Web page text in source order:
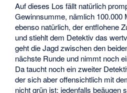
Auf dieses Los fällt natürlich
Gewinnsumme, nämlich 100.000
ebenso natürlich, der entflohene
und stiehlt dem Detektiv das
geht die Jagd zwischen den
nächste Runde und nimmt noch
Da taucht noch ein zweiter
der sich aber offensichtlich mit
nicht grün ist; jedenfalls beäugen